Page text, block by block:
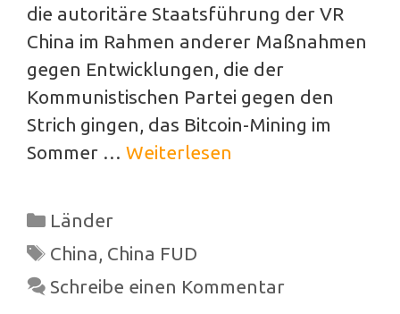
die autoritäre Staatsführung der VR
China im Rahmen anderer Maßnahmen
gegen Entwicklungen, die der
Kommunistischen Partei gegen den
Strich gingen, das Bitcoin-Mining im
Sommer … Weiterlesen
Kategorien
Länder
Schlagwörter
China China FUD
Schreibe einen Kommentar